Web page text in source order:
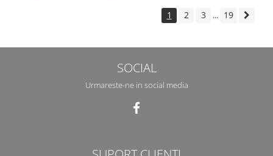
1 2 3 ... 19
SOCIAL
Urmareste-ne in social media